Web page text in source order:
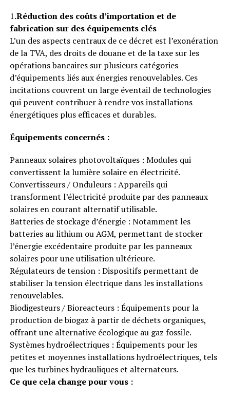
1.Réduction des coûts d’importation et de
fabrication sur des équipements clés
L’un des aspects centraux de ce décret est l’exonération
de la TVA, des droits de douane et de la taxe sur les
opérations bancaires sur plusieurs catégories
d’équipements liés aux énergies renouvelables. Ces
incitations couvrent un large éventail de technologies
qui peuvent contribuer à rendre vos installations
énergétiques plus efficaces et durables.
Équipements concernés :
Panneaux solaires photovoltaïques : Modules qui
convertissent la lumière solaire en électricité.
Convertisseurs / Onduleurs : Appareils qui
transforment l’électricité produite par des panneaux
solaires en courant alternatif utilisable.
Batteries de stockage d’énergie : Notamment les
batteries au lithium ou AGM, permettant de stocker
l’énergie excédentaire produite par les panneaux
solaires pour une utilisation ultérieure.
Régulateurs de tension : Dispositifs permettant de
stabiliser la tension électrique dans les installations
renouvelables.
Biodigesteurs / Bioreacteurs : Équipements pour la
production de biogaz à partir de déchets organiques,
offrant une alternative écologique au gaz fossile.
Systèmes hydroélectriques : Équipements pour les
petites et moyennes installations hydroélectriques, tels
que les turbines hydrauliques et alternateurs.
Ce que cela change pour vous :